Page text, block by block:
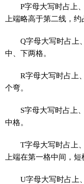
P字母大写时占上
上端略高于第二线，
Q字母大写时占上
中、下两格。
R字母大写时占上
个弯。
S字母大写时占上
中格。
T字母大写时占上
上端在第一格中间，短
U字母大写时占上